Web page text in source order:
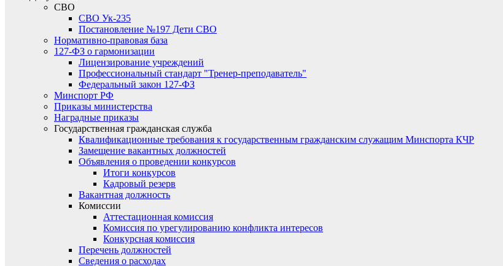
СВО
СВО Ук-235
Постановление №197 Дети СВО
Нормативно-правовая база
127-ФЗ о гармонизации
Лицензирование учреждений
Профессиональный стандарт "Тренер-преподаватель"
Федеральный закон 127-ФЗ
Минспорт РФ
Приказы министерства
Наградные приказы
Государственная гражданская служба
Квалификационные требования к государственным гражданским служащим Минспорта КЧР
Замещение вакантных должностей
Объявления о проведении конкурсов
Итоги конкурсов
Кадровый резерв
Вакантная должность
Комиссии
Аттестационная комиссия
Комиссия по урегулированию конфликта интересов
Конкурсная комиссия
Перечень должностей
Сведения о расходах